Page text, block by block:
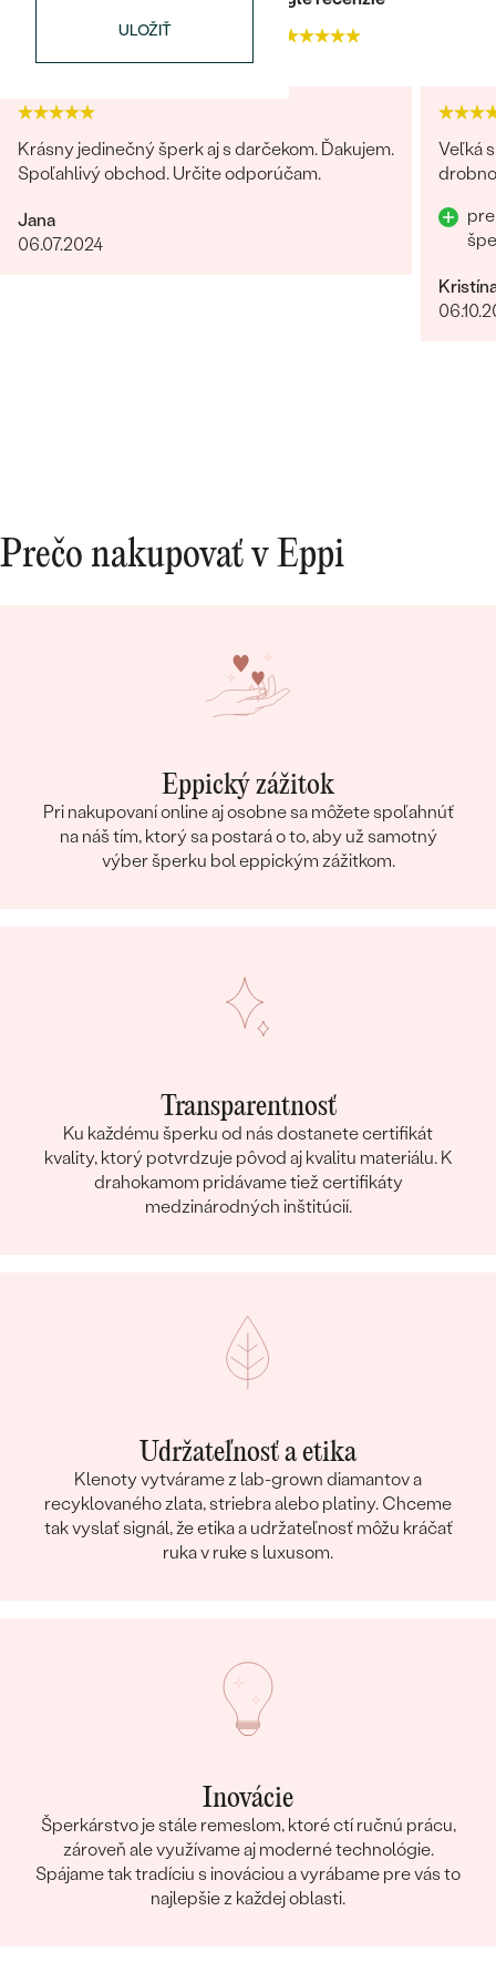
ULOŽIŤ
4.9
Krásny jedinečný šperk aj s darčekom. Ďakujem.
Spoľahlivý obchod. Určite odporúčam.
Jana
06.07.2024
Veľká
Prečo nakupovať v Eppi
Eppický zážitok
Pri nakupovaní online aj osobne sa môžete spoľahnúť
na náš tím, ktorý sa postará o to, aby už samotný
výber šperku bol eppickým zážitkom.
Transparentnosť
Ku každému šperku od nás dostanete certifikát
kvality, ktorý potvrdzuje pôvod aj kvalitu materiálu. K
drahokamom pridávame tiež certifikáty
medzinárodných inštitúcií.
Udržateľnosť a etika
Klenoty vytvárame z lab-grown diamantov a
recyklovaného zlata, striebra alebo platiny. Chceme
tak vyslať signál, že etika a udržateľnosť môžu kráčať
ruka v ruke s luxusom.
Inovácie
Šperkárstvo je stále remeslom, ktoré ctí ručnú prácu,
zároveň ale využívame aj moderné technológie.
Spájame tak tradíciu s inováciou a vyrábame pre vás to
najlepšie z každej oblasti.